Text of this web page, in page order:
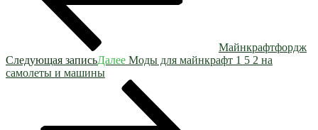
Майнкрафтфордж
Следующая записьДалее Моды для майнкрафт 1 5 2 на
самолеты и машины